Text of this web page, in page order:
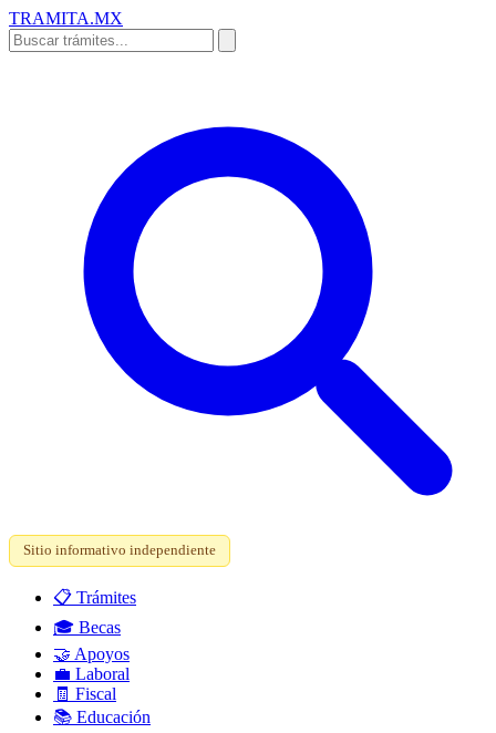
TRAMITA.MX
Sitio informativo independiente
📋 Trámites
🎓 Becas
🤝 Apoyos
💼 Laboral
🧾 Fiscal
📚 Educación